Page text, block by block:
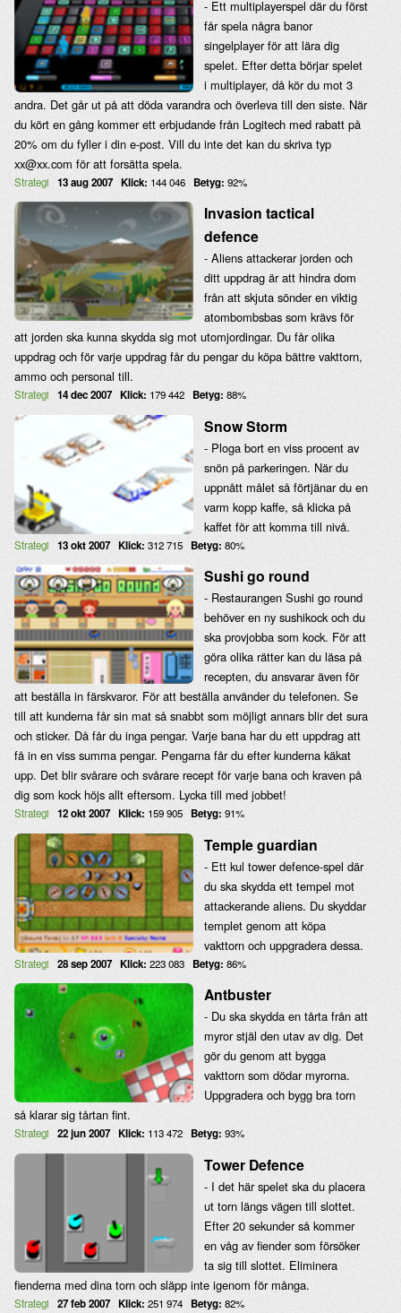
- Ett multiplayerspel där du först
får spela några banor
singelplayer för att lära dig
spelet. Efter detta börjar spelet
i multiplayer, då kör du mot 3
andra. Det går ut på att döda varandra och överleva till den siste. När
du kört en gång kommer ett erbjudande från Logitech med rabatt på
20% om du fyller i din e-post. Vill du inte det kan du skriva typ
xx@xx.com för att forsätta spela.
Strategi 13 aug 2007 Klick: 144 046 Betyg: 92%
Invasion tactical
defence
- Aliens attackerar jorden och
ditt uppdrag är att hindra dom
från att skjuta sönder en viktig
atombombsbas som krävs för
att jorden ska kunna skydda sig mot utomjordingar. Du får olika
uppdrag och för varje uppdrag får du pengar du köpa bättre vakttorn,
ammo och personal till.
Strategi 14 dec 2007 Klick: 179 442 Betyg: 88%
Snow Storm
- Ploga bort en viss procent av
snön på parkeringen. När du
uppnått målet så förtjänar du en
varm kopp kaffe, så klicka på
kaffet för att komma till nivå.
Strategi 13 okt 2007 Klick: 312 715 Betyg: 80%
Sushi go round
- Restaurangen Sushi go round
behöver en ny sushikock och du
ska provjobba som kock. För att
göra olika rätter kan du läsa på
recepten, du ansvarar även för
att beställa in färskvaror. För att beställa använder du telefonen. Se
till att kunderna får sin mat så snabbt som möjligt annars blir det sura
och sticker. Då får du inga pengar. Varje bana har du ett uppdrag att
få in en viss summa pengar. Pengarna får du efter kunderna käkat
upp. Det blir svårare och svårare recept för varje bana och kraven på
dig som kock höjs allt eftersom. Lycka till med jobbet!
Strategi 12 okt 2007 Klick: 159 905 Betyg: 91%
Temple guardian
- Ett kul tower defence-spel där
du ska skydda ett tempel mot
attackerande aliens. Du skyddar
templet genom att köpa
vakttorn och uppgradera dessa.
Strategi 28 sep 2007 Klick: 223 083 Betyg: 86%
Antbuster
- Du ska skydda en tårta från att
myror stjäl den utav av dig. Det
gör du genom att bygga
vakttorn som dödar myrorna.
Uppgradera och bygg bra torn
så klarar sig tårtan fint.
Strategi 22 jun 2007 Klick: 113 472 Betyg: 93%
Tower Defence
- I det här spelet ska du placera
ut torn längs vägen till slottet.
Efter 20 sekunder så kommer
en våg av fiender som försöker
ta sig till slottet. Eliminera
fienderna med dina torn och släpp inte igenom för många.
Strategi 27 feb 2007 Klick: 251 974 Betyg: 82%